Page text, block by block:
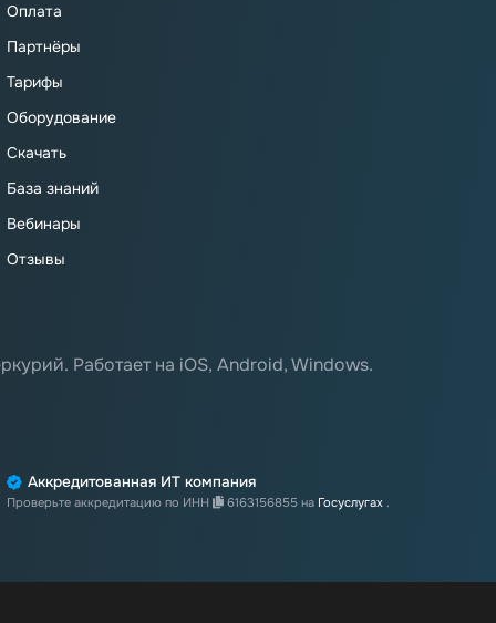
Оплата
Партнёры
Тарифы
Оборудование
Скачать
База знаний
Вебинары
Отзывы
Работает на iOS, Android, Windows.
Аккредитованная ИТ компания
Проверьте аккредитацию по ИНН 6163156855 на Госуслугах .